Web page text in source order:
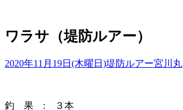
ワラサ（堤防ルアー）
2020年11月19日(木曜日)堤防ルアー宮川丸
釣 果 : ３本